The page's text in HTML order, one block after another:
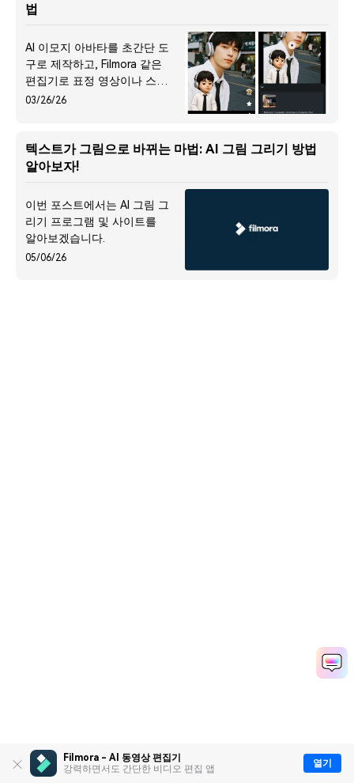
Filmora - AI 동영상 편집기
강력하면서도 간단한 비디오 편집 앱
열기
법
AI 이모지 아바타를 초간단 도
구로 제작하고, Filmora 같은
편집기로 표정 영상이나 스티
커를 빠르게 만들며 공유 전
별 최적화로 누구나 고퀄리티
이모지 콘텐츠를 제작할 수
03/26/26
텍스트가 그림으로 바뀌는 마법: AI 그림 그리기 방법
알아보자!
이번 포스트에서는 AI 그림 그
리기 프로그램 및 사이트를
알아보겠습니다.
05/06/26